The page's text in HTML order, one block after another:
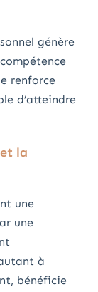
génère
renforce
d’atteindre
la
une
une
à
bénéficie